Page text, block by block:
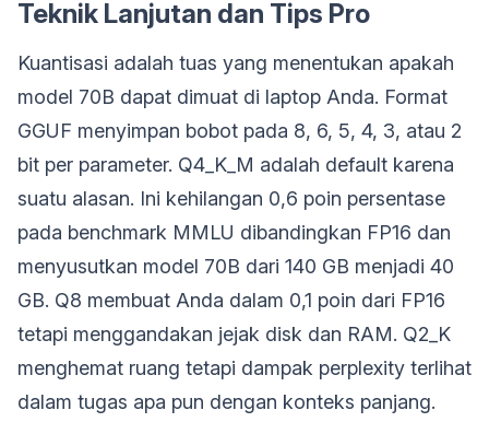
Teknik Lanjutan dan Tips Pro
Kuantisasi adalah tuas yang menentukan apakah
model 70B dapat dimuat di laptop Anda. Format
GGUF menyimpan bobot pada 8, 6, 5, 4, 3, atau 2
bit per parameter. Q4_K_M adalah default karena
suatu alasan. Ini kehilangan 0,6 poin persentase
pada benchmark MMLU dibandingkan FP16 dan
menyusutkan model 70B dari 140 GB menjadi 40
GB. Q8 membuat Anda dalam 0,1 poin dari FP16
tetapi menggandakan jejak disk dan RAM. Q2_K
menghemat ruang tetapi dampak perplexity terlihat
dalam tugas apa pun dengan konteks panjang.